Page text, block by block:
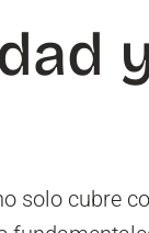
solo cubre